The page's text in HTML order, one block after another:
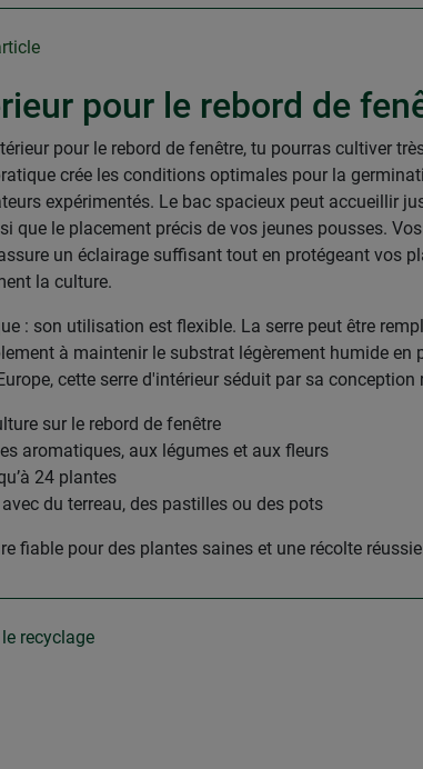
pour le rebord de
pour le rebord de fenêtre, tu pourras cultiver
crée les conditions optimales pour la
expérimentés. Le bac spacieux peut accueillir
que le placement précis de vos jeunes pousses.
un éclairage suffisant tout en protégeant vos
la culture.
: son utilisation est flexible. La serre peut être
à maintenir le substrat légèrement humide
cette serre d'intérieur séduit par sa
sur le rebord de fenêtre
aromatiques, aux légumes et aux fleurs
24 plantes
du terreau, des pastilles ou des pots
fiable pour des plantes saines et une récolte
recyclage